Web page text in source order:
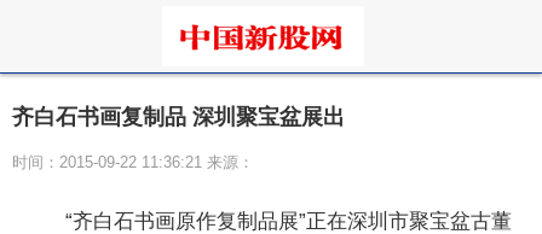
齐白石书画复制品 深圳聚宝盆展出
时间：2015-09-22 11:36:21 来源：
“齐白石书画原作复制品展”正在深圳市聚宝盆古董